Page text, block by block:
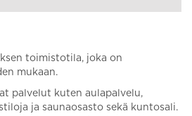
toimistotila, joka on
mukaan.
palvelut kuten aulapalvelu,
ja saunaosasto sekä kuntosali.